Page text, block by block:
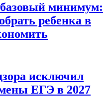
минимум:
ребенка в
исключил
ЕГЭ в 2027